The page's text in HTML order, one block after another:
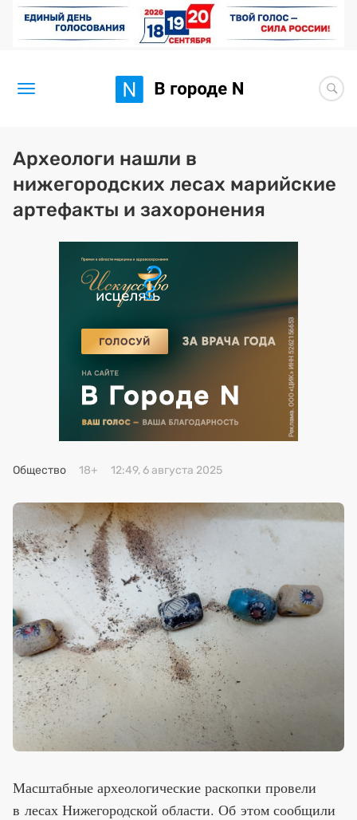
Новости
Статьи
Здоровье
BORЩ
Искусство исцелять
Премия 2025
Эксперты
Археологи нашли в
нижегородских лесах марийские
артефакты и захоронения
Общество 18+ 12:49, 6 августа 2025
Масштабные археологические раскопки провели
в лесах Нижегородской области. Об этом сообщили